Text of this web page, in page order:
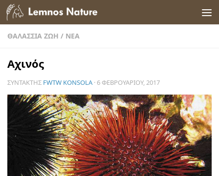
Skip to content
ΘΑΛΆΣΣΙΑ ΖΩΉ / ΝΈΑ
Αχινός
ΣΥΝΤΆΚΤΗΣ FWTW KONSOLA · 6 ΦΕΒΡΟΥΑΡΊΟΥ, 2017